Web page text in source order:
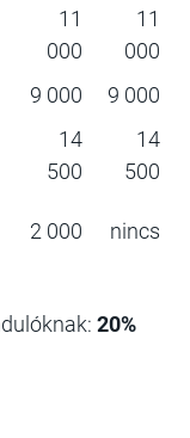
11
000
11
000
9 000 9 000
14
500
14
500
2 000 nincs
20%